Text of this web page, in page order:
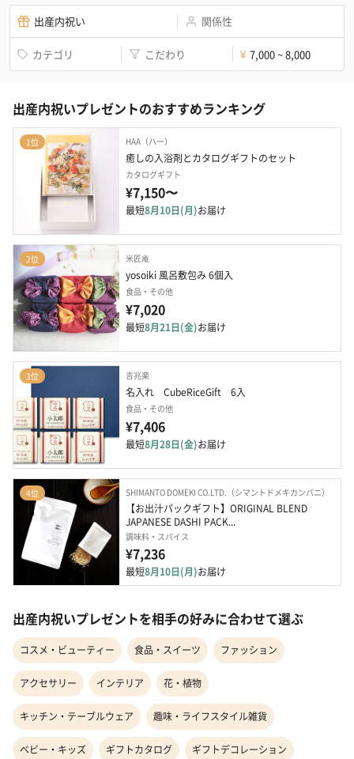
出産内祝い 関係性
カテゴリ こだわり ¥ 7,000 ~ 8,000
出産内祝いプレゼントのおすすめランキング
1位 HAA（ハー）
癒しの入浴剤とカタログギフトのセット
カタログギフト
¥7,150〜
最短8月10日(月)お届け
2位 米匠庵
yosoiki 風呂敷包み 6個入
食品・その他
¥7,020
最短8月21日(金)お届け
3位 吉兆楽
名入れ　CubeRiceGift　6入
食品・その他
¥7,406
最短8月28日(金)お届け
4位 SHIMANTO DOMEKI CO.LTD.（シマントドメキカンパニ）
【お出汁パックギフト】ORIGINAL BLEND
JAPANESE DASHI PACK...
調味料・スパイス
¥7,236
最短8月10日(月)お届け
出産内祝いプレゼントを相手の好みに合わせて選ぶ
コスメ・ビューティー 食品・スイーツ ファッション
アクセサリー インテリア 花・植物
キッチン・テーブルウェア 趣味・ライフスタイル雑貨
ベビー・キッズ ギフトカタログ ギフトデコレーション